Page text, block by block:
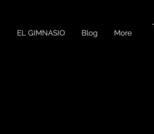
EL GIMNASIO Blog More